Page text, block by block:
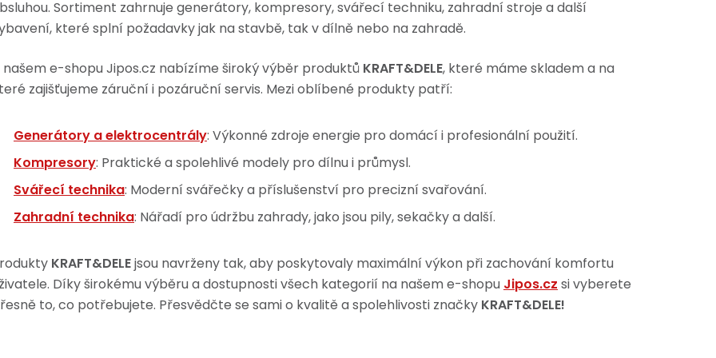
Sortiment zahrnuje generátory, kompresory, svářecí techniku, zahradní stroje a další
které splní požadavky jak na stavbě, tak v dílně nebo na zahradě.
našem e-shopu Jipos.cz nabízíme široký výběr produktů KRAFT&DELE, které máme skladem a na
zajišťujeme záruční i pozáruční servis. Mezi oblíbené produkty patří:
Generátory a elektrocentrály: Výkonné zdroje energie pro domácí i profesionální použití.
Kompresory: Praktické a spolehlivé modely pro dílnu i průmysl.
Svářecí technika: Moderní svářečky a příslušenství pro precizní svařování.
Zahradní technika: Nářadí pro údržbu zahrady, jako jsou pily, sekačky a další.
KRAFT&DELEjsou navrženy tak, aby poskytovaly maximální výkon při zachování komfortu
Díky širokému výběru a dostupnosti všech kategorií na našem e-shopu Jipos.cz si vyberete
to, co potřebujete. Přesvědčte se sami o kvalitě a spolehlivosti značky KRAFT&DELE!